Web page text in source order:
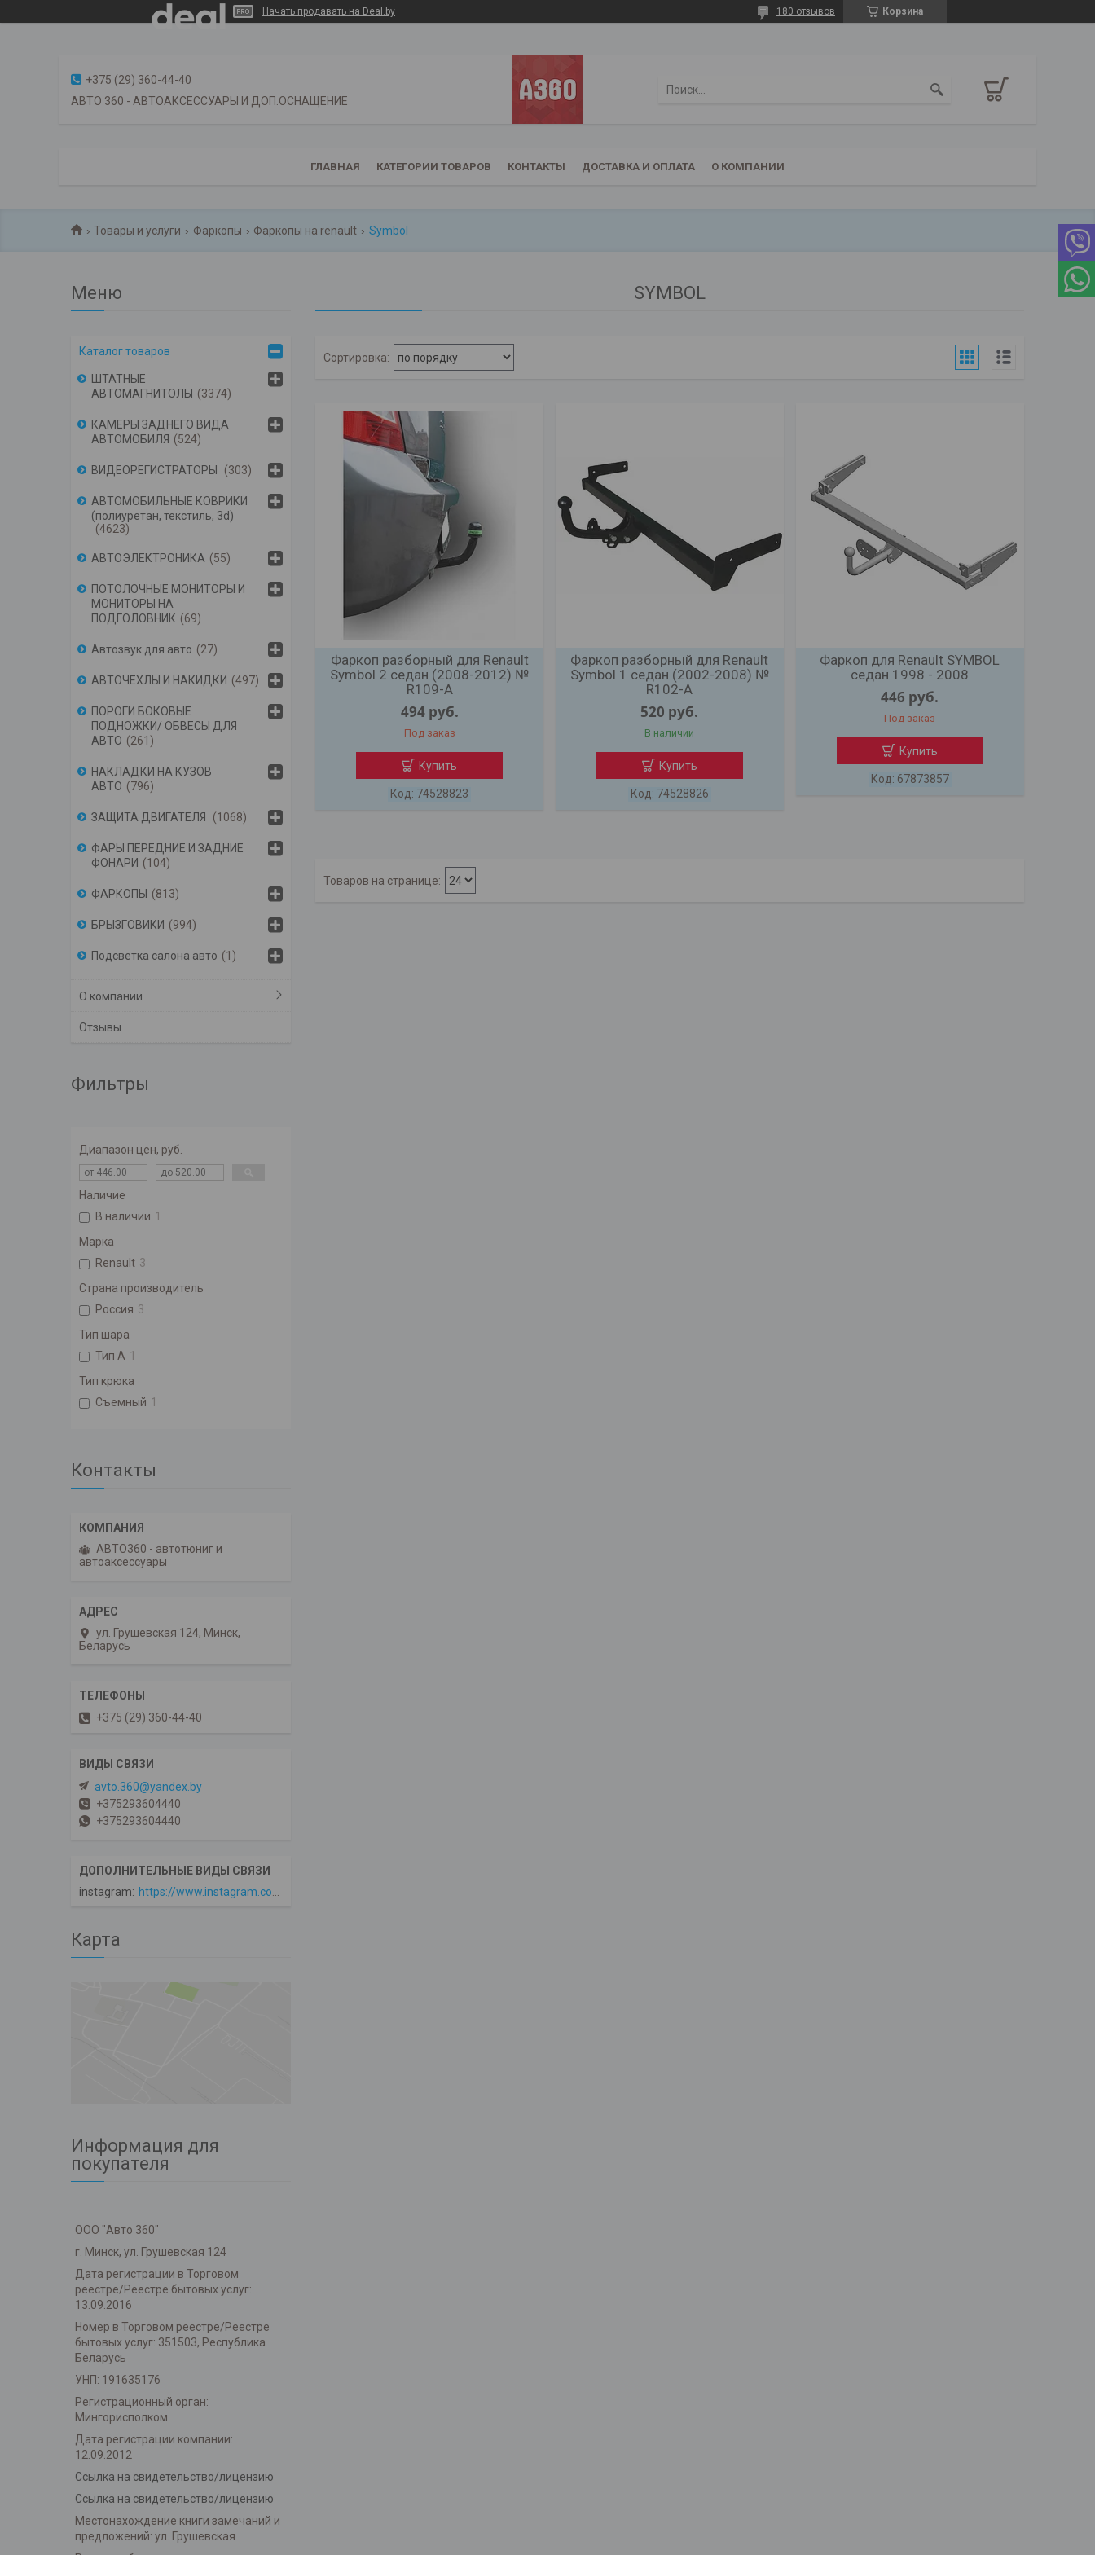
Начать продавать на Deal.by Корзина
180 отзывов
+375 (29) 360-44-40
АВТО 360 - АВТОАКСЕССУАРЫ И ДОП.ОСНАЩЕНИЕ
ГЛАВНАЯ КАТЕГОРИИ ТОВАРОВ КОНТАКТЫ ДОСТАВКА И ОПЛАТА О КОМПАНИИ
Товары и услуги Фаркопы Фаркопы на renault Symbol
SYMBOL
Фаркоп разборный для Renault
Symbol 2 седан (2008-2012) №
R109-A
494 руб.
Под заказ
Купить
74528823
Фаркоп разборный для Renault
Symbol 1 седан (2002-2008) №
R102-A
520 руб.
В наличии
Купить
74528826
Фаркоп для Renault SYMBOL
седан 1998 - 2008
446 руб.
Под заказ
Купить
67873857
Каталог товаров
ШТАТНЫЕ
АВТОМАГНИТОЛЫ
3374
КАМЕРЫ ЗАДНЕГО ВИДА
АВТОМОБИЛЯ
524
ВИДЕОРЕГИСТРАТОРЫ 303
АВТОМОБИЛЬНЫЕ КОВРИКИ
(полиуретан, текстиль, 3d)
4623
АВТОЭЛЕКТРОНИКА 55
ПОТОЛОЧНЫЕ МОНИТОРЫ И
МОНИТОРЫ НА
ПОДГОЛОВНИК
69
Автозвук для авто 27
АВТОЧЕХЛЫ И НАКИДКИ 497
ПОРОГИ БОКОВЫЕ
ПОДНОЖКИ/ ОБВЕСЫ ДЛЯ
АВТО
261
НАКЛАДКИ НА КУЗОВ
АВТО
796
ЗАЩИТА ДВИГАТЕЛЯ 1068
ФАРЫ ПЕРЕДНИЕ И ЗАДНИЕ
ФОНАРИ
104
ФАРКОПЫ 813
БРЫЗГОВИКИ 994
Подсветка салона авто 1
О компании
Отзывы
Фильтры
Диапазон цен, руб.
Наличие
В наличии 1
Марка
Renault 3
Страна производитель
Россия 3
Тип шара
Тип A 1
Тип крюка
Съемный 1
Контакты
АВТО360 - автотюниг и
автоаксессуары
ул. Грушевская 124, Минск,
Беларусь
+375 (29) 360-44-40
avto.360@yandex.by
+375293604440
+375293604440
instagram https://www.instagram.com/avto360
Карта
Информация для
покупателя
ООО "Авто 360"
г. Минск, ул. Грушевская 124
Дата регистрации в Торговом
реестре/Реестре бытовых услуг:
13.09.2016
Номер в Торговом реестре/Реестре
бытовых услуг: 351503, Республика
Беларусь
УНП: 191635176
Регистрационный орган:
Мингорисполком
Дата регистрации компании:
12.09.2012
Ссылка на свидетельство/лицензию
Ссылка на свидетельство/лицензию
Местонахождение книги замечаний и
предложений: ул. Грушевская